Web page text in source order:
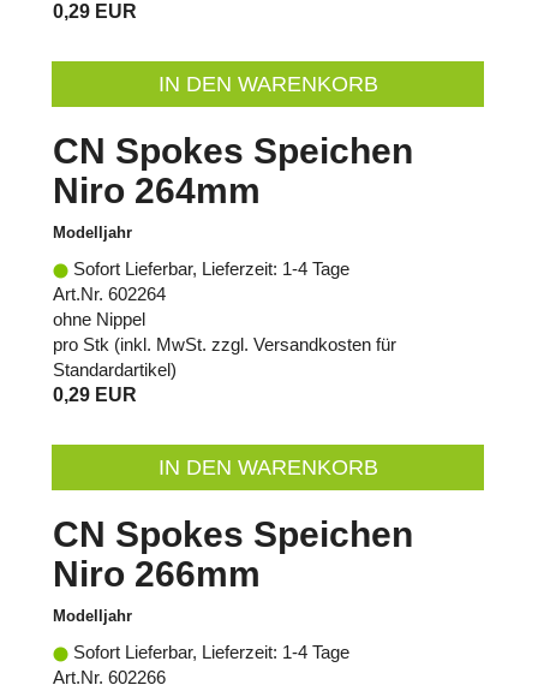
0,29 EUR
IN DEN WARENKORB
CN Spokes Speichen
Niro 264mm
Modelljahr
Sofort Lieferbar, Lieferzeit: 1-4 Tage
Art.Nr. 602264
ohne Nippel
pro Stk (inkl. MwSt. zzgl. Versandkosten für
Standardartikel)
0,29 EUR
IN DEN WARENKORB
CN Spokes Speichen
Niro 266mm
Modelljahr
Sofort Lieferbar, Lieferzeit: 1-4 Tage
Art.Nr. 602266